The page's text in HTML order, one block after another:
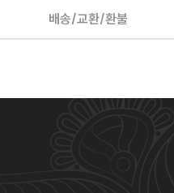
배송/교환/환불